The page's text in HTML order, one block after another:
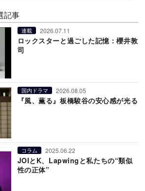
記事
連載 2026.07.11
ロックスターと過ごした記憶：櫻井敦
司
国内ドラマ 2026.08.05
『風、薫る』板橋駿谷の安心感が光る
コラム 2025.06.22
JOIとK、Lapwingと私たちの“類似
性の正体”